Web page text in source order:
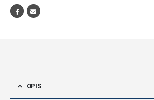
OPIS